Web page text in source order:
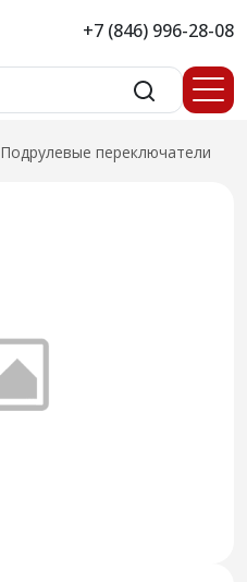
+7 (846) 996-28-08
Подрулевые переключатели